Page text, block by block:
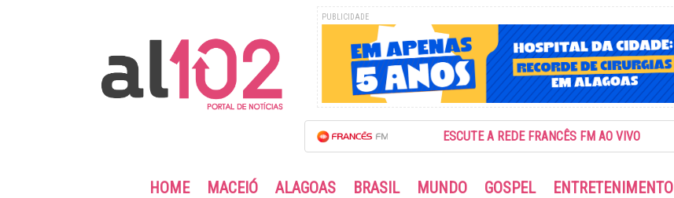
PUBLICIDADE
ESCUTE A REDE FRANCÊS FM AO VIVO
HOME MACEIÓ ALAGOAS BRASIL MUNDO GOSPEL ENTRETENIMENTO